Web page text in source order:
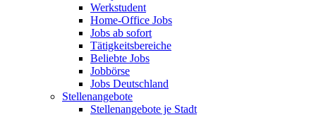
Werkstudent
Home-Office Jobs
Jobs ab sofort
Tätigkeitsbereiche
Beliebte Jobs
Jobbörse
Jobs Deutschland
Stellenangebote
Stellenangebote je Stadt